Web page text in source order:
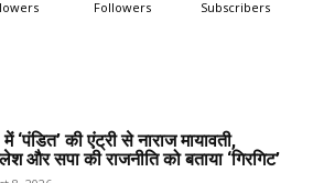
Followers Subscribers
‘पंडित’ की एंट्री से नाराज मायावती,
और सपा की राजनीति को बताया ‘गिरगिट’